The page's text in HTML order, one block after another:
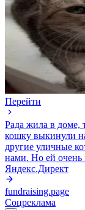
Перейти
Рада жила в доме,
кошку выкинули
другие уличные
нами. Но ей
Яндекс.Директ
fundraising.page
Соцреклама